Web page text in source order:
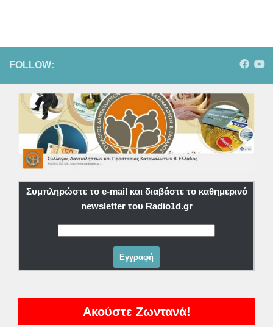
FOLLOW:
Συμπληρώστε το e-mail και διαβάστε το καθημερινό
newsletter του Radio1d.gr
Ακούστε Ζωντανά!